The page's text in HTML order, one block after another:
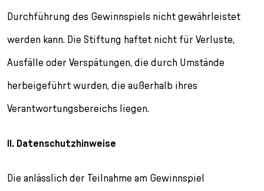
Durchführung des Gewinnspiels nicht gewährleistet
werden kann. Die Stiftung haftet nicht für Verluste,
Ausfälle oder Verspätungen, die durch Umstände
herbeigeführt wurden, die außerhalb ihres
Verantwortungsbereichs liegen.
II. Datenschutzhinweise
Die anlässlich der Teilnahme am Gewinnspiel